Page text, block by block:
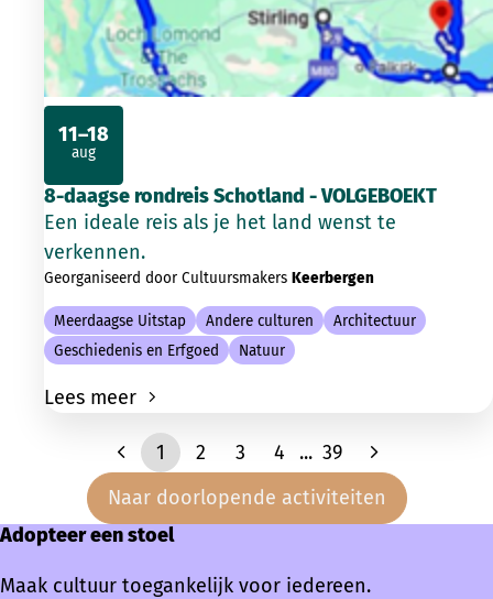
8-daagse rondreis Schotland - VOLGEBOEKT
Een ideale reis als je het land wenst te
verkennen.
Georganiseerd door Cultuursmakers Keerbergen
Meerdaagse Uitstap Andere culturen
Architectuur
Geschiedenis en Erfgoed
Natuur
Lees meer
11–18
aug
2026
1 2 3 4 ... 39
Naar doorlopende activiteiten
Adopteer een stoel
Maak cultuur toegankelijk voor iedereen.